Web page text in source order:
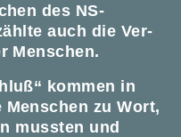
des NS-
auch die Ver­
Menschen.
kommen in
zu Wort,
mussten und